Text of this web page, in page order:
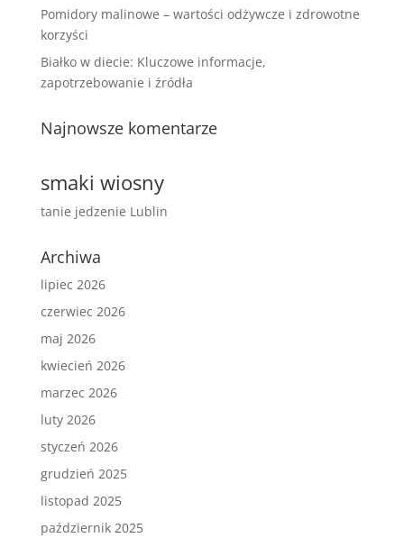
Pomidory malinowe – wartości odżywcze i zdrowotne
korzyści
Białko w diecie: Kluczowe informacje,
zapotrzebowanie i źródła
Najnowsze komentarze
smaki wiosny
tanie jedzenie Lublin
Archiwa
lipiec 2026
czerwiec 2026
maj 2026
kwiecień 2026
marzec 2026
luty 2026
styczeń 2026
grudzień 2025
listopad 2025
październik 2025